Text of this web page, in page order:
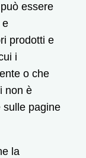
essere
e
prodotti e
i
o che
non è
sulle pagine
la